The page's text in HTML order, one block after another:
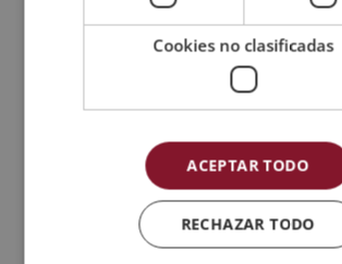
Tu correo electrónico (*)
Indícanos en qué curso estás interesado (*)
Cookies no clasificadas
ACEPTAR TODO
RECHAZAR TODO